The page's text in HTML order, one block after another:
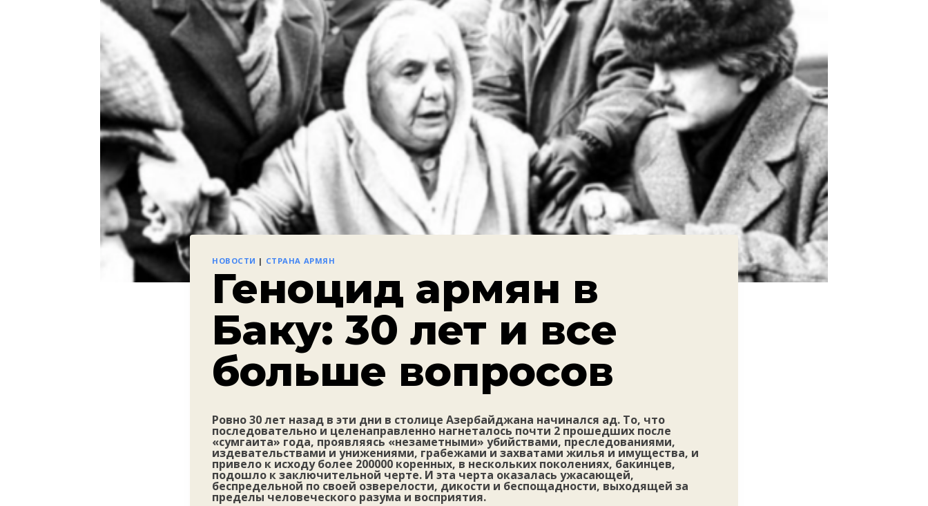
НОВОСТИ | СТРАНА АРМЯН
Геноцид армян в
Баку: 30 лет и все
больше вопросов
Ровно 30 лет назад в эти дни в столице Азербайджана начинался ад. То, что
последовательно и целенаправленно нагнеталось почти 2 прошедших после
«сумгаита» года, проявляясь «незаметными» убийствами, преследованиями,
издевательствами и унижениями, грабежами и захватами жилья и имущества, и
привело к исходу более 200000 коренных, в нескольких поколениях, бакинцев,
подошло к заключительной черте. И эта черта оказалась ужасающей,
беспредельной по своей озверелости, дикости и беспощадности, выходящей за
пределы человеческого разума и восприятия.